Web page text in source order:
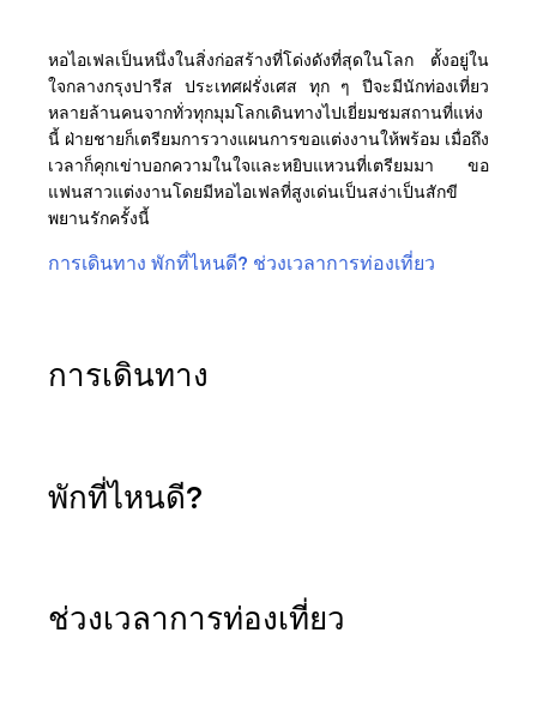
หอไอเฟลเป็นหนึ่งในสิ่งก่อสร้างที่โด่งดังที่สุดในโลก ตั้งอยู่ใน
ใจกลางกรุงปารีส ประเทศฝรั่งเศส ทุก ๆ ปีจะมีนักท่องเที่ยว
หลายล้านคนจากทั่วทุกมุมโลกเดินทางไปเยี่ยมชมสถานที่แห่ง
นี้ ฝ่ายชายก็เตรียมการวางแผนการขอแต่งงานให้พร้อม เมื่อถึง
เวลาก็คุกเข่าบอกความในใจและหยิบแหวนที่เตรียมมา ขอ
แฟนสาวแต่งงานโดยมีหอไอเฟลที่สูงเด่นเป็นสง่าเป็นสักขี
พยานรักครั้งนี้
การเดินทาง พักที่ไหนดี? ช่วงเวลาการท่องเที่ยว
การเดินทาง
พักที่ไหนดี?
ช่วงเวลาการท่องเที่ยว